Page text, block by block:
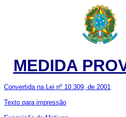
MEDIDA
Convertida na Lei nº 10.309, de 2001
Texto para impressão